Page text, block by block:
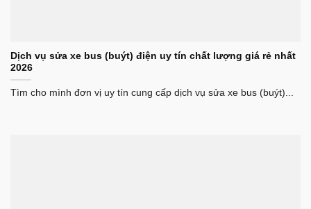
Dịch vụ sửa xe bus (buýt) điện uy tín chất lượng giá rẻ nhất
2026
Tìm cho mình đơn vị uy tín cung cấp dịch vụ sửa xe bus (buýt)...